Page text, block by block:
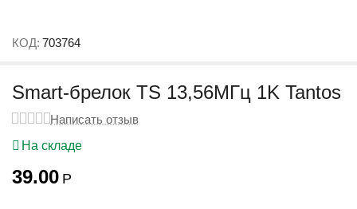
КОД: 703764
Smart-брелок TS 13,56МГц 1K Tantos
Написать отзыв
На складе
39.00 Р